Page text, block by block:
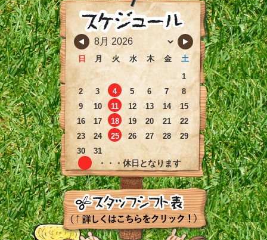
日 月 火 水 木 金
土
1
2
3 4 5 6 7
8
9
10 11 12 13 14
15
16
17 18 19 20 21
22
23
24 25 26 27 28
29
30
31
・・・休日となります